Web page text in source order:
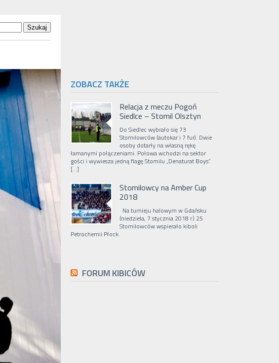
ZOBACZ TAKŻE
Relacja z meczu Pogoń
Siedlce – Stomil Olsztyn
Do Siedlec wybrało się 73
Stomilowców (autokar i 7 fur). Dwie
osoby dotarły na własną rękę
łamanymi połączeniami. Połowa wchodzi na sektor
gości i wywiesza jedną flagę Stomilu „Denaturat Boys”.
[…]
Stomilowcy na Amber Cup
2018
Na turnieju halowym w Gdańsku
(niedziela, 7 stycznia 2018 r.) 25
Stomilowców wspierało kiboli
Petrochemii Płock.
FORUM KIBICÓW